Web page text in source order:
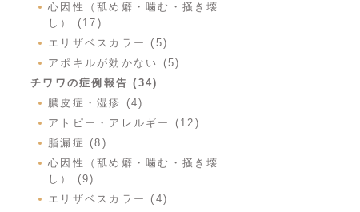
心因性（舐め癖・噛む・掻き壊
し） (17)
エリザベスカラー (5)
アポキルが効かない (5)
チワワの症例報告 (34)
膿皮症・湿疹 (4)
アトピー・アレルギー (12)
脂漏症 (8)
心因性（舐め癖・噛む・掻き壊
し） (9)
エリザベスカラー (4)